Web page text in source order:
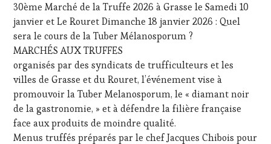
FRANÇAISE,
INVITATIONS
&
DÉGUSTATIONS,
WINE
TASTING,
JEU,
MASTERCLASS,
MÉDIAS,
PRESSE
ÉCRITE,
RADIO,
2025
30ème Marché de la Truffe 2026 à Grasse le Samedi 10
janvier et Le Rouret Dimanche 18 janvier 2026 : Quel
sera le cours de la Tuber Mélanosporum ?
MARCHÉS AUX TRUFFES
organisés par des syndicats de trufficulteurs et les
villes de Grasse et du Rouret, l’événement vise à
promouvoir la Tuber Melanosporum, le « diamant noir
de la gastronomie, » et à défendre la filière française
face aux produits de moindre qualité.
Menus truffés préparés par le chef Jacques Chibois pour